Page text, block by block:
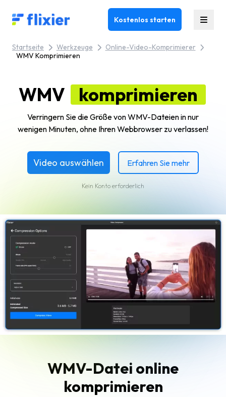
Flixier logo - Home Kostenlos starten
Startseite Werkzeuge
Online-Video-Komprimierer
WMV Komprimieren
WMV komprimieren
Verringern Sie die Größe von WMV-Dateien in nur
wenigen Minuten, ohne Ihren Webbrowser zu verlassen!
Video auswählen Erfahren Sie mehr
Kein Konto erforderlich
WMV-Datei online
komprimieren